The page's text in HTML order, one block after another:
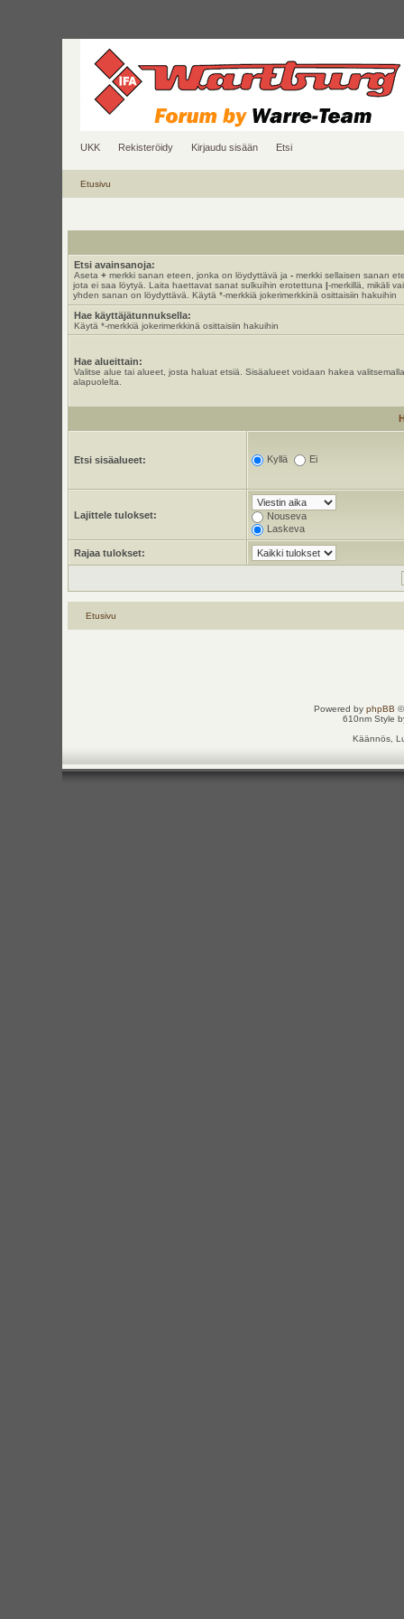
UKK Rekisteröidy Kirjaudu sisään Etsi
Etusivu
Etsi avainsanoja:
Aseta +merkki sanan eteen, jonka on löydyttävä ja -merkki sellaisen sanan
jota ei saa löytyä. Laita haettavat sanat sulkuihin erotettuna |-merkillä, mikäli
yhden sanan on löydyttävä. Käytä *-merkkiä jokerimerkkinä osittaisiin hakuihin
Hae käyttäjätunnuksella:
Käytä *-merkkiä jokerimerkkinä osittaisiin hakuihin
Hae alueittain:
Valitse alue tai alueet, josta haluat etsiä. Sisäalueet voidaan hakea
alapuolelta.
Etsi sisäalueet: Kyllä Ei
Lajittele tulokset:
Nouseva
Laskeva
Rajaa tulokset:
Etusivu
Powered by phpBB
610nm Style
Käännös,